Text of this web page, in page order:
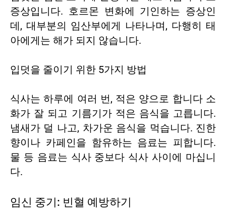
증상입니다. 호르몬 변화에 기인하는 증상인
데, 대부분의 임산부에게 나타나며, 다행히 태
아에게는 해가 되지 않습니다.
입덧을 줄이기 위한 5가지 방법
식사는 하루에 여러 번, 적은 양으로 합니다 소
화가 잘 되고 기름기가 적은 음식을 고릅니다.
냄새가 덜 나고, 차가운 음식을 먹습니다. 진한
향이나 카페인을 함유하는 음료는 피합니다.
물 등 음료는 식사 중보다 식사 사이에 마십니
다.
임신 중기: 빈혈 예방하기